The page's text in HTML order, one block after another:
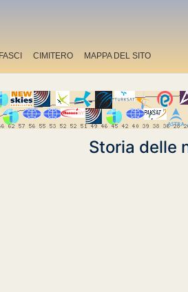
FASCI CIMITERO MAPPA DEL SITO
Storia delle